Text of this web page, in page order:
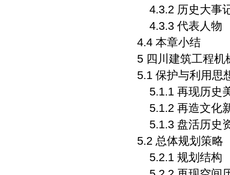
4.3.2 历史大事
4.3.3 代表人物
4.4 本章小结
5 四川建筑工程
5.1 保护与利用思
5.1.1 再现历史
5.1.2 再造文化
5.1.3 盘活历史
5.2 总体规划策略
5.2.1 规划结构